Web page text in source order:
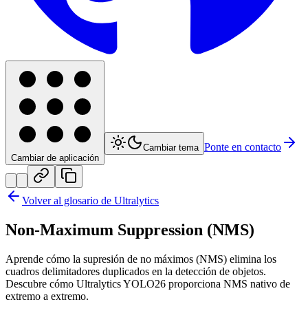
Cambiar de aplicación
Cambiar tema Ponte en contacto
Volver al glosario de Ultralytics
Non-Maximum Suppression (NMS)
Aprende cómo la supresión de no máximos (NMS) elimina los
cuadros delimitadores duplicados en la detección de objetos.
Descubre cómo Ultralytics YOLO26 proporciona NMS nativo de
extremo a extremo.